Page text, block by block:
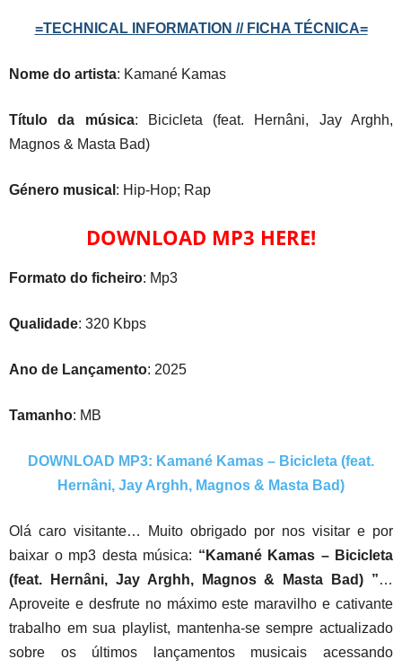
=TECHNICAL INFORMATION // FICHA TÉCNICA=
Nome do artista: Kamané Kamas
Título da música: Bicicleta (feat. Hernâni, Jay Arghh,
Magnos & Masta Bad)
Género musical : Hip-Hop; Rap
DOWNLOAD MP3 HERE!
Formato do ficheiro: Mp3
Qualidade: 320 Kbps
Ano de Lançamento: 2025
Tamanho: MB
DOWNLOAD MP3: Kamané Kamas – Bicicleta (feat.
Hernâni, Jay Arghh, Magnos & Masta Bad)
Olá caro visitante… Muito obrigado por nos visitar e por
baixar o mp3 desta música: “Kamané Kamas – Bicicleta
(feat. Hernâni, Jay Arghh, Magnos & Masta Bad) ”…
Aproveite e desfrute no máximo este maravilho e cativante
trabalho em sua playlist, mantenha-se sempre actualizado
sobre os últimos lançamentos musicais acessando